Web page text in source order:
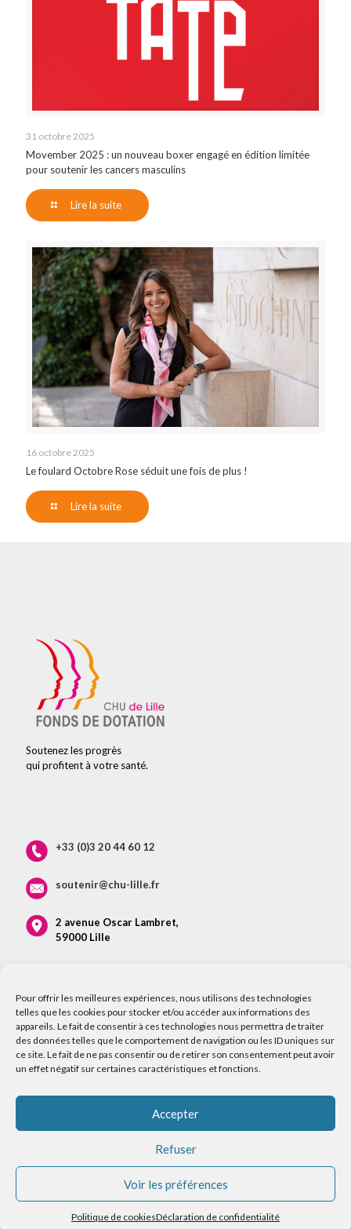
Pour offrir les meilleures expériences, nous utilisons des technologies
telles que les cookies pour stocker et/ou accéder aux informations des
appareils. Le fait de consentir à ces technologies nous permettra de traiter
des données telles que le comportement de navigation ou les ID uniques sur
ce site. Le fait de ne pas consentir ou de retirer son consentement peut avoir
un effet négatif sur certaines caractéristiques et fonctions.
Accepter
Refuser
Voir les préférences
Politique de cookiesDéclaration de confidentialité
31 octobre 2025
Movember 2025 : un nouveau boxer engagé en édition limitée
pour soutenir les cancers masculins
Lire la suite
16 octobre 2025
Le foulard Octobre Rose séduit une fois de plus !
Lire la suite
Soutenez les progrès
qui profitent à votre santé.
+33 (0)3 20 44 60 12
soutenir@chu-lille.fr
2 avenue Oscar Lambret,
59000 Lille
© 2026 Service Communication CHU LILLE |
Plan du site|Accessibilité : non conforme